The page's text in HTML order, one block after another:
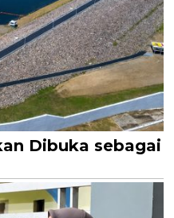
Dibuka sebagai